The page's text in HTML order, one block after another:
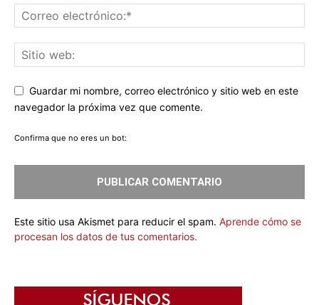
Guardar mi nombre, correo electrónico y sitio web en este
navegador la próxima vez que comente.
Confirma que no eres un bot:
Este sitio usa Akismet para reducir el spam. Aprende cómo se
procesan los datos de tus comentarios.